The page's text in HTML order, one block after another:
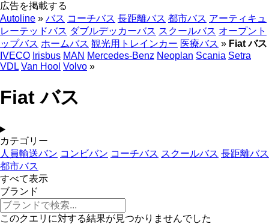
広告を掲載する
Autoline » バス コーチバス 長距離バス 都市バス アーティキュ
レーテッドバス ダブルデッカーバス スクールバス オープント
ップバス ホームバス 観光用トレインカー 医療バス » Fiat バス
IVECO Irisbus MAN Mercedes-Benz Neoplan Scania Setra
VDL Van Hool Volvo »
Fiat バス
カテゴリー
人員輸送バン コンビバン コーチバス スクールバス 長距離バス
都市バス
すべて表示
ブランド
このクエリに対する結果が見つかりませんでした